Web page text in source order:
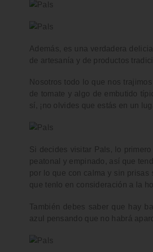
Además, es una verdadera
de artesanía y de productos
Nosotros todo lo que nos
de tomate y algo de embutido
sí, ¡no olvides que estás en un
Si decides visitar Pals , lo
peatonal y empinado , así que
por lo que con calma y sin prisas
que tenlo en consideración a la
También debes saber que hay
azul
pensando que no habrá